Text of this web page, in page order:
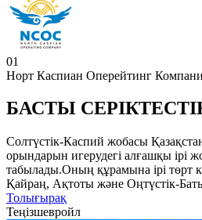
01
Норт Каспиан Оперейтинг
БАСТЫ
Солтүстік-Каспий жобасы
орындарын игерудегі алғашқы ірі
табылады.Оның құрамына ірі төрт
Қайраң, Ақтоты және Оңтүстік-
Толығырақ
Теңізшевройл